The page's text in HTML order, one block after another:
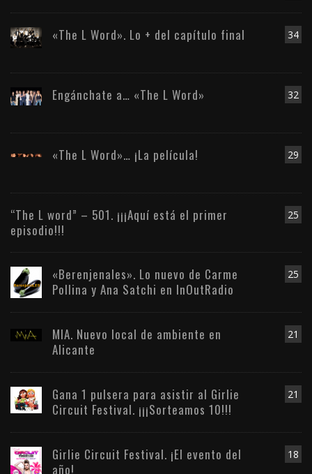
34
«The L Word». Lo + del capítulo final
32
Engánchate a… «The L Word»
29
«The L Word»… ¡La película!
25
“The L word” – 501. ¡¡¡Aquí está el primer
episodio!!!
25
«Berenjenales». Lo nuevo de Carme
Pollina y Ana Satchi en InOutRadio
21
MIA. Nuevo local de ambiente en
Alicante
21
Gana 1 pulsera para asistir al Girlie
Circuit Festival. ¡¡¡Sorteamos 10!!!
18
Girlie Circuit Festival. ¡El evento del
año!